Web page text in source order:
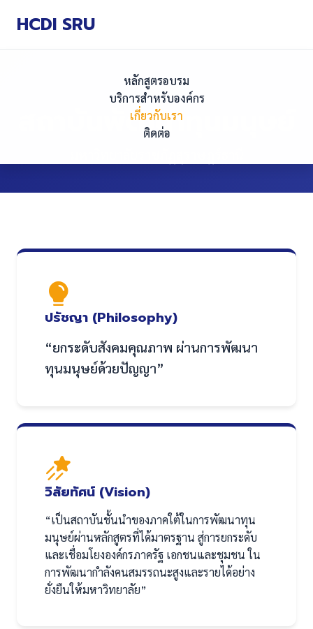
HCDI SRU
หลักสูตรอบรม
บริการสำหรับองค์กร
เกี่ยวกับเรา
ติดต่อ
สถาบันพัฒนาทุนมนุษย์
ปรัชญา (Philosophy)
“ยกระดับสังคมคุณภาพ ผ่านการพัฒนา
ทุนมนุษย์ด้วยปัญญา”
วิสัยทัศน์ (Vision)
“เป็นสถาบันชั้นนำของภาคใต้ในการพัฒนาทุน
มนุษย์ผ่านหลักสูตรที่ได้มาตรฐาน สู่การยกระดับ
และเชื่อมโยงองค์กรภาครัฐ เอกชนและชุมชน ใน
การพัฒนากำลังคนสมรรถนะสูงและรายได้อย่าง
ยั่งยืนให้มหาวิทยาลัย”